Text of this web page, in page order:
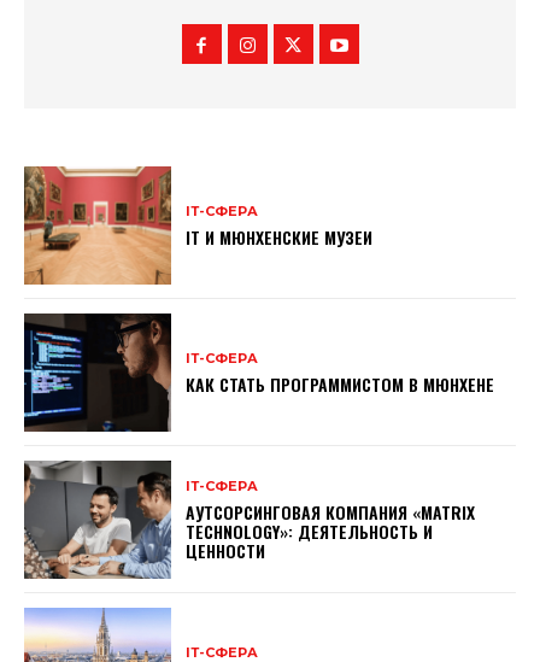
ІТ-СФЕРА
IT И МЮНХЕНСКИЕ МУЗЕИ
ІТ-СФЕРА
КАК СТАТЬ ПРОГРАММИСТОМ В МЮНХЕНЕ
ІТ-СФЕРА
АУТСОРСИНГОВАЯ КОМПАНИЯ «MATRIX
TECHNOLOGY»: ДЕЯТЕЛЬНОСТЬ И
ЦЕННОСТИ
ІТ-СФЕРА